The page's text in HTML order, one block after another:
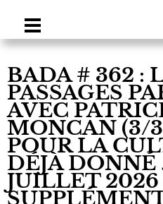
BADA # 362 :
PASSAGES
AVEC
MONCAN (3/
POUR LA
DÉJÀ DONNÉ
JUILLET